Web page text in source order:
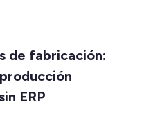
de fabricación:
ERP